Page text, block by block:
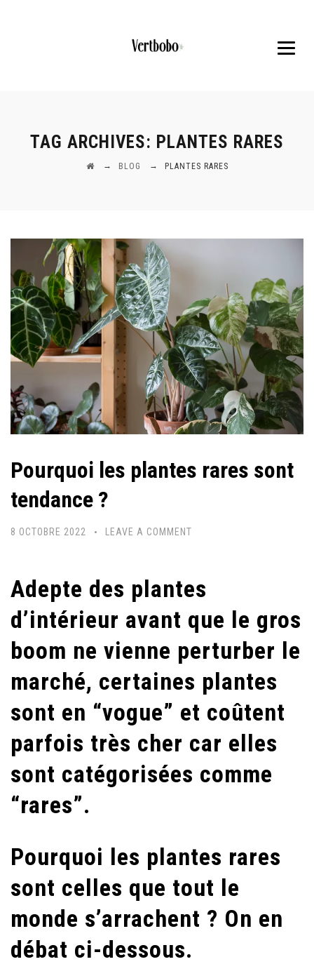
TAG ARCHIVES: PLANTES RARES
→ BLOG → PLANTES RARES
Pourquoi les plantes rares sont
tendance ?
8 OCTOBRE 2022 LEAVE A COMMENT
Adepte des plantes
d’intérieur avant que le gros
boom ne vienne perturber le
marché, certaines plantes
sont en “vogue” et coûtent
parfois très cher car elles
sont catégorisées comme
“rares”.
Pourquoi les plantes rares
sont celles que tout le
monde s’arrachent ? On en
débat ci-dessous.